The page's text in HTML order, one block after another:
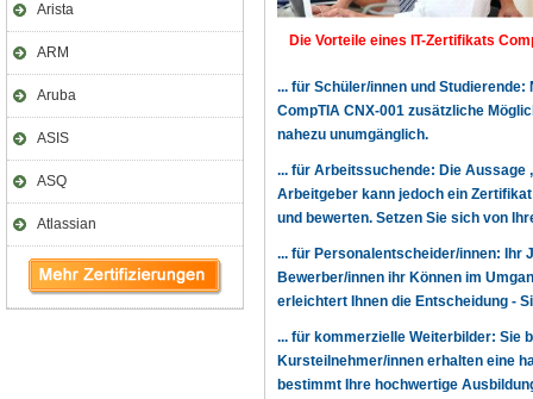
Arista
ARM
Aruba
ASIS
ASQ
Atlassian
Die Vorteile eines IT-Zertifikats
... für Schüler/innen und
CompTIA CNX-001 zusätzliche
nahezu unumgänglich.
... für Arbeitssuchende: Die Aussage
Arbeitgeber kann jedoch ein
und bewerten. Setzen Sie sich von
... für Personalentscheider/innen: Ihr
Bewerber/innen ihr Können im
erleichtert Ihnen die Entscheidung -
... für kommerzielle Weiterbilder: Sie
Kursteilnehmer/innen erhalten eine
bestimmt Ihre hochwertige